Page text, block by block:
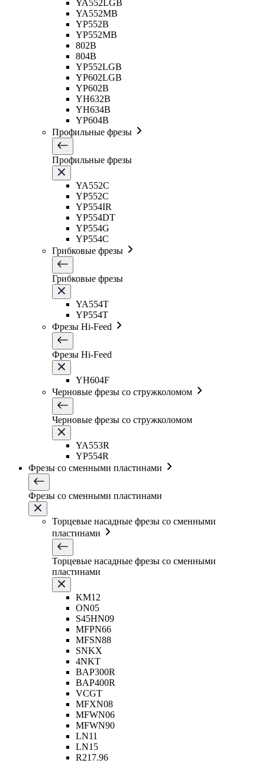
YA552LGB
YA552MB
YP552B
YP552MB
802B
804B
YP552LGB
YP602LGB
YP602B
YH632B
YH634B
YP604B
Профильные фрезы
Профильные фрезы
YA552C
YP552C
YP554IR
YP554DT
YP554G
YP554C
Грибковые фрезы
Грибковые фрезы
YA554T
YP554T
Фрезы Hi-Feed
Фрезы Hi-Feed
YH604F
Черновые фрезы со стружколомом
Черновые фрезы со стружколомом
YA553R
YP554R
Фрезы со сменными пластинами
Фрезы со сменными пластинами
Торцевые насадные фрезы со сменными
пластинами
Торцевые насадные фрезы со сменными
пластинами
KM12
ON05
S45HN09
MFPN66
MFSN88
SNKX
4NKT
BAP300R
BAP400R
VCGT
MFXN08
MFWN06
MFWN90
LN11
LN15
R217.96